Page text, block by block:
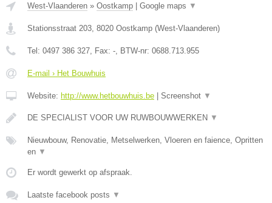
West-Vlaanderen » Oostkamp Google maps ▼
Stationsstraat 203 8020 Oostkamp (West-Vlaanderen)
Tel: 0497 386 327 , Fax: - , BTW-nr: 0688.713.955
E-mail › Het Bouwhuis
Website: http://www.hetbouwhuis.be Screenshot ▼
DE SPECIALIST VOOR UW RUWBOUWWERKEN ▼
Nieuwbouw, Renovatie, Metselwerken, Vloeren en faience, Opritten
en ▼
Er wordt gewerkt op afspraak.
Laatste facebook posts ▼